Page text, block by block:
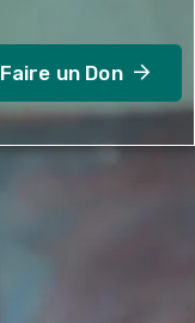
Faire un Don